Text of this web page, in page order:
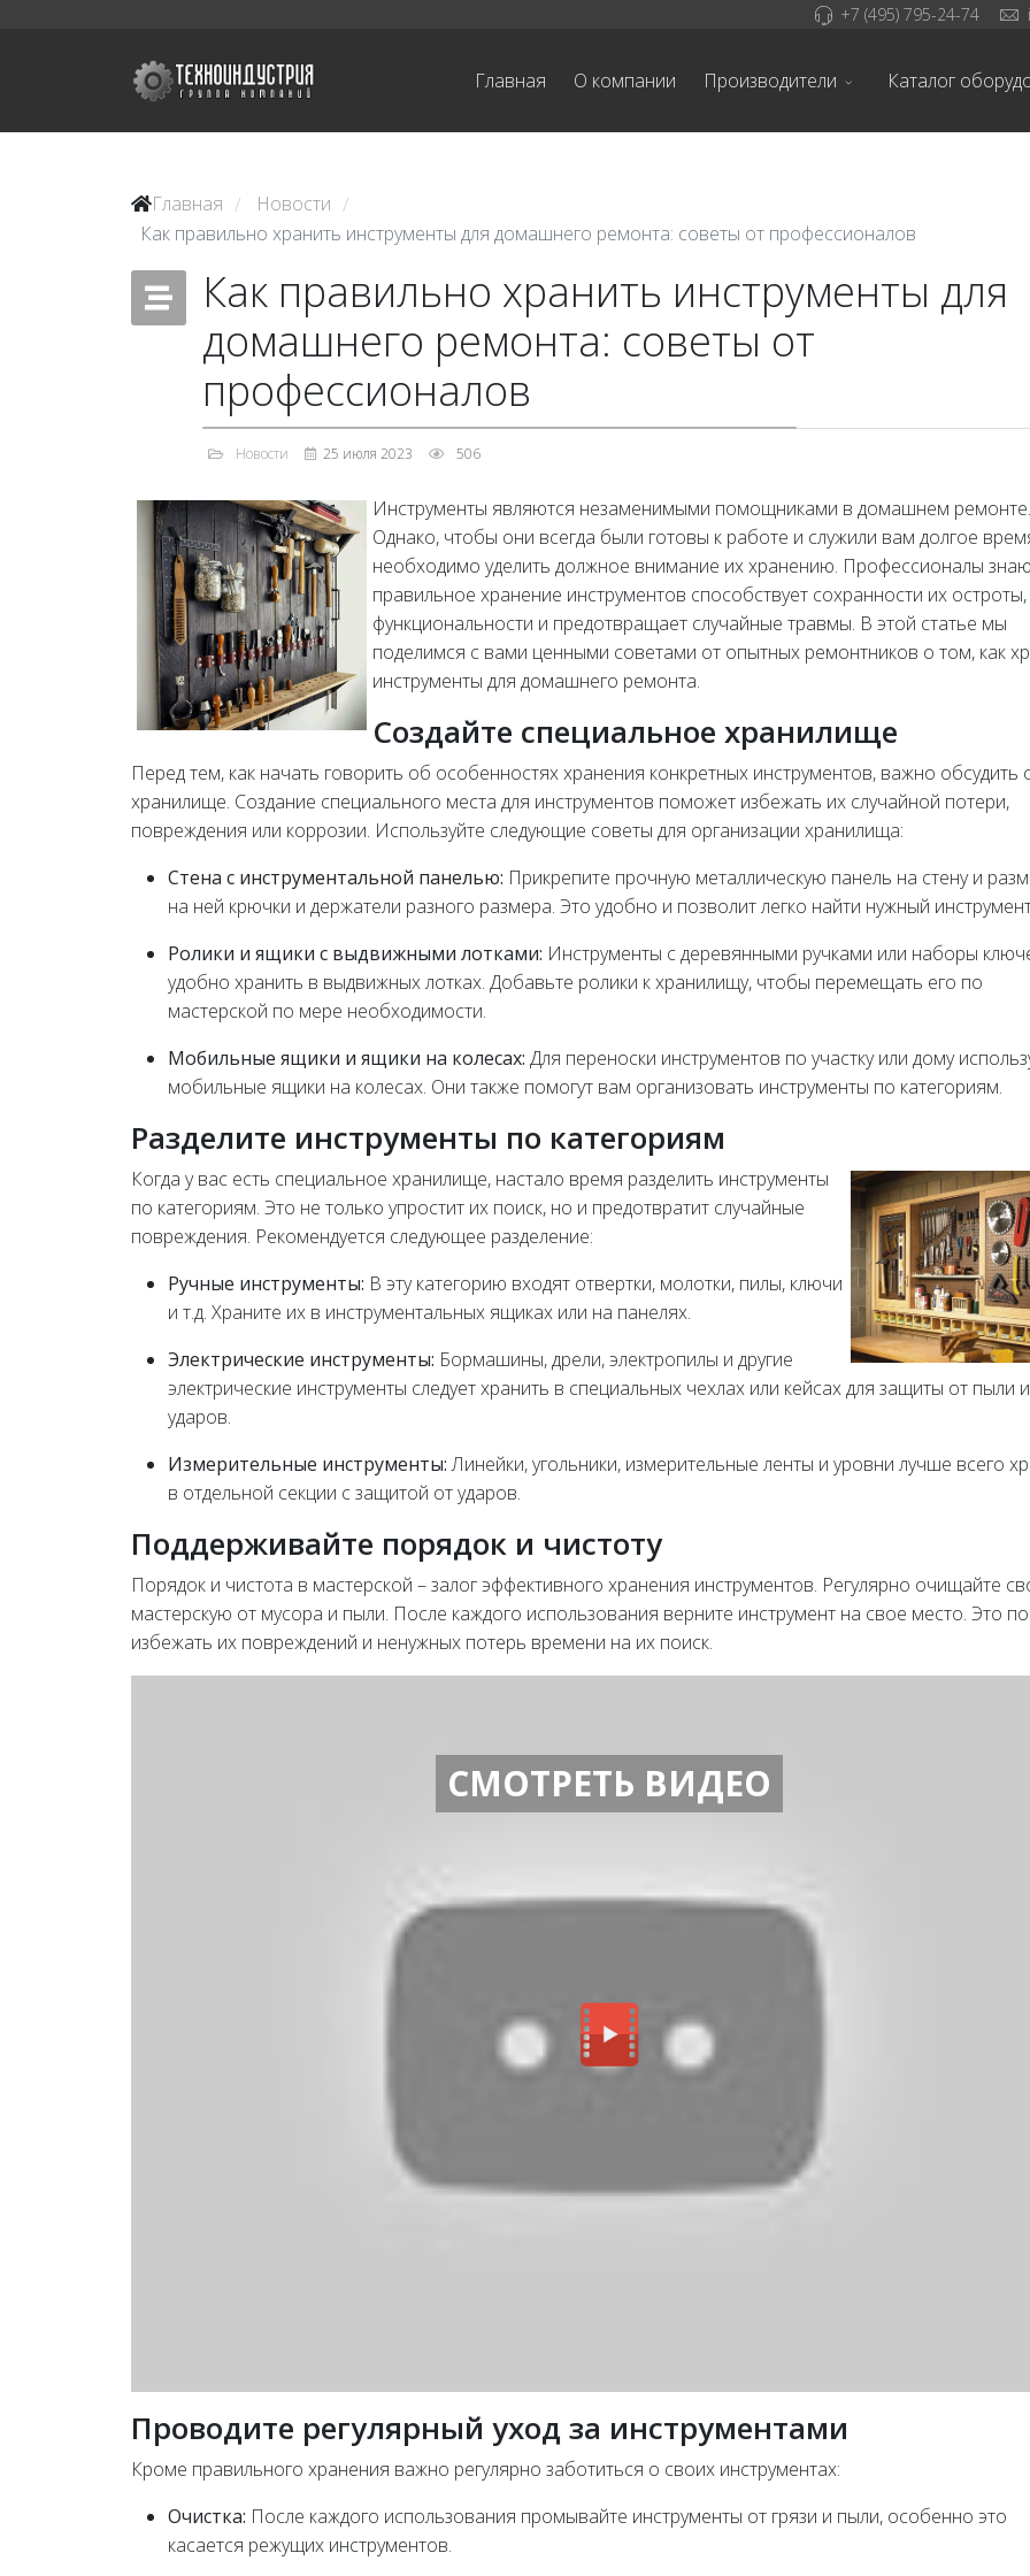
+7 (495) 795-24-74
Главная О компании Производители Каталог
Главная / Новости /
Как правильно хранить инструменты для домашнего ремонта: советы от профессионалов
Как правильно хранить инструменты для
домашнего ремонта: советы от
профессионалов
Новости 25 июля 2023 506
Инструменты являются незаменимыми помощниками в домашнем ремонте.
Однако, чтобы они всегда были готовы к работе и служили вам долгое
необходимо уделить должное внимание их хранению. Профессионалы
правильное хранение инструментов способствует сохранности их остроты,
функциональности и предотвращает случайные травмы. В этой статье мы
поделимся с вами ценными советами от опытных ремонтников о том, как
инструменты для домашнего ремонта.
Создайте специальное хранилище
Перед тем, как начать говорить об особенностях хранения конкретных инструментов, важно обсудить
хранилище. Создание специального места для инструментов поможет избежать их случайной потери,
повреждения или коррозии. Используйте следующие советы для организации хранилища:
Стена с инструментальной панелью: Прикрепите прочную металлическую панель на стену и
на ней крючки и держатели разного размера. Это удобно и позволит легко найти нужный
Ролики и ящики с выдвижными лотками: Инструменты с деревянными ручками или наборы
удобно хранить в выдвижных лотках. Добавьте ролики к хранилищу, чтобы перемещать его по
мастерской по мере необходимости.
Мобильные ящики и ящики на колесах: Для переноски инструментов по участку или дому
мобильные ящики на колесах. Они также помогут вам организовать инструменты по категориям.
Разделите инструменты по категориям
Когда у вас есть специальное хранилище, настало время разделить инструменты
по категориям. Это не только упростит их поиск, но и предотвратит случайные
повреждения. Рекомендуется следующее разделение:
Ручные инструменты: В эту категорию входят отвертки, молотки, пилы, ключи
и т.д. Храните их в инструментальных ящиках или на панелях.
Электрические инструменты: Бормашины, дрели, электропилы и другие
электрические инструменты следует хранить в специальных чехлах или кейсах для защиты от пыли и
ударов.
Измерительные инструменты:Линейки, угольники, измерительные ленты и уровни лучше всего
в отдельной секции с защитой от ударов.
Поддерживайте порядок и чистоту
Порядок и чистота в мастерской – залог эффективного хранения инструментов. Регулярно очищайте
мастерскую от мусора и пыли. После каждого использования верните инструмент на свое место. Это
избежать их повреждений и ненужных потерь времени на их поиск.
СМОТРЕТЬ ВИДЕО
Проводите регулярный уход за инструментами
Кроме правильного хранения важно регулярно заботиться о своих инструментах:
Очистка: После каждого использования промывайте инструменты от грязи и пыли, особенно это
касается режущих инструментов.